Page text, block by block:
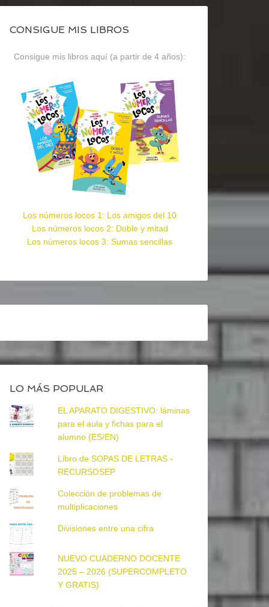
CONSIGUE MIS LIBROS
Consigue mis libros aquí (a partir de 4 años):
Los números locos 1: Los amigos del 10
Los números locos 2: Doble y mitad
Los números locos 3: Sumas sencillas
LO MÁS POPULAR
EL APARATO DIGESTIVO: láminas
para el aula y fichas para el
alumno (ES/EN)
Libro de SOPAS DE LETRAS -
RECURSOSEP
Colección de problemas de
multiplicaciones
Divisiones entre una cifra
NUEVO CUADERNO DOCENTE
2025 – 2026 (SUPERCOMPLETO
Y GRATIS)